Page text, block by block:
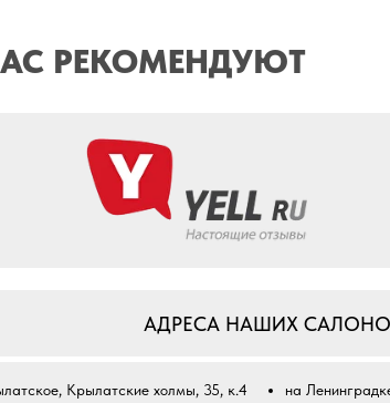
РЕКОМЕНДУЮТ
на
Крылатские холмы, 35, к.4
АДРЕСА НАШИХ